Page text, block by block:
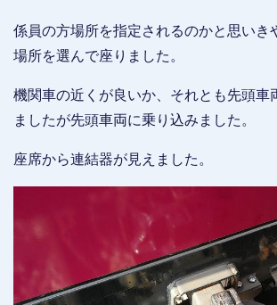
係員の方場所を指定されるのかと思いき
場所を選んで座りました。
機関車の近くが良いか、それとも先頭車
ましたが先頭車両に乗り込みました。
座席から連結器が見えました。